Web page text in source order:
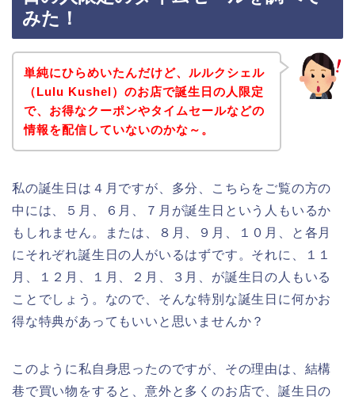
みた！
単純にひらめいたんだけど、ルルクシェル
（Lulu Kushel）のお店で誕生日の人限定
で、お得なクーポンやタイムセールなどの
情報を配信していないのかな～。
私の誕生日は４月ですが、多分、こちらをご覧の方の
中には、５月、６月、７月が誕生日という人もいるか
もしれません。または、８月、９月、１０月、と各月
にそれぞれ誕生日の人がいるはずです。それに、１１
月、１２月、１月、２月、３月、が誕生日の人もいる
ことでしょう。なので、そんな特別な誕生日に何かお
得な特典があってもいいと思いませんか？
このように私自身思ったのですが、その理由は、結構
巷で買い物をすると、意外と多くのお店で、誕生日の